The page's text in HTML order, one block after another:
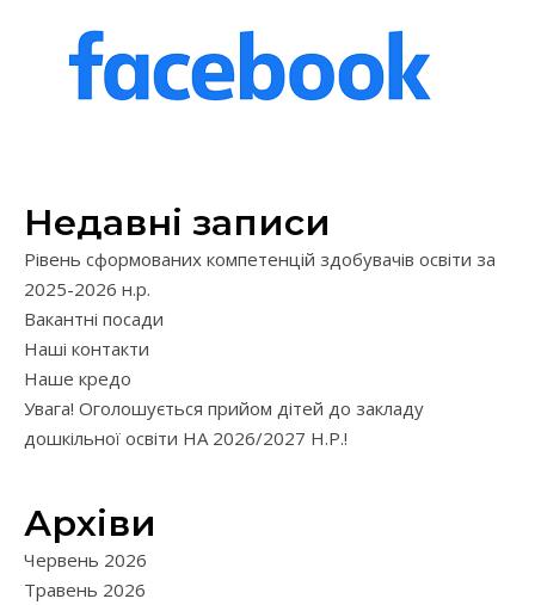
Недавні записи
Рівень сформованих компетенцій здобувачів освіти за
2025-2026 н.р.
Вакантні посади
Наші контакти
Наше кредо
Увага! Оголошується прийом дітей до закладу
дошкільної освіти НА 2026/2027 Н.Р.!
Архіви
Червень 2026
Травень 2026